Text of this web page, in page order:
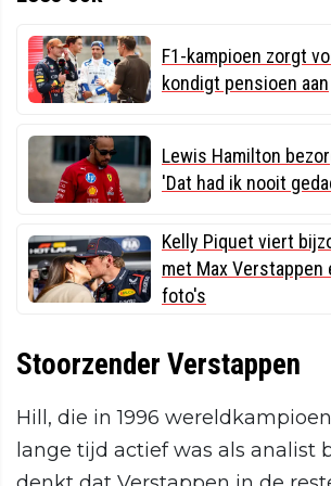
F1-kampioen zorgt
kondigt pensioen aan
Lewis Hamilton
'Dat had ik nooit
Kelly Piquet viert
met Max Verstappen
foto's
Stoorzender Verstappen
Hill, die in 1996
lange tijd actief was als analist